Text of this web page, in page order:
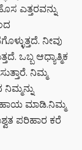
ಎತ್ತರವನ್ನು
ನೀವು
ಒಬ್ಬ ಆಧ್ಯಾತ್ಮಿಕ
ನಿಮ್ಮ
ಮಾಡಿ.ನಿಮ್ಮ
ಪರಿಹಾರ ಕರೆ